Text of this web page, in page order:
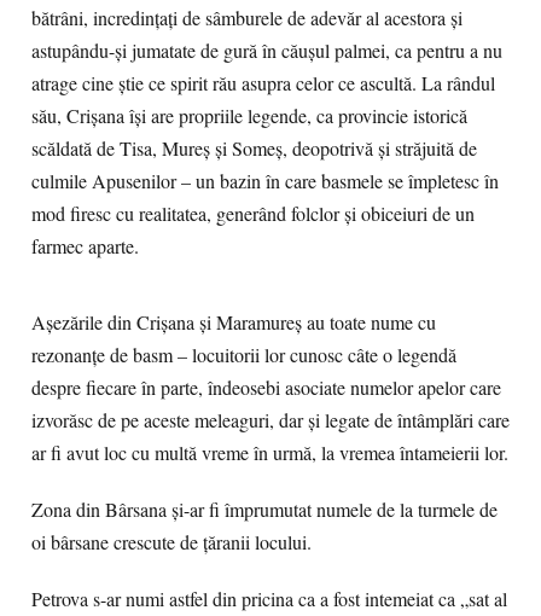
bătrâni, incredinţaţi de sâmburele de adevăr al acestora şi
astupându-şi jumatate de gură în căuşul palmei, ca pentru a nu
atrage cine ştie ce spirit rău asupra celor ce ascultă. La rândul
său, Crişana îşi are propriile legende, ca provincie istorică
scăldată de Tisa, Mureş şi Someş, deopotrivă şi străjuită de
culmile Apusenilor – un bazin în care basmele se împletesc în
mod firesc cu realitatea, generând folclor şi obiceiuri de un
farmec aparte.
Aşezările din Crişana şi Maramureş au toate nume cu
rezonanţe de basm – locuitorii lor cunosc câte o legendă
despre fiecare în parte, îndeosebi asociate numelor apelor care
izvorăsc de pe aceste meleaguri, dar şi legate de întâmplări care
ar fi avut loc cu multă vreme în urmă, la vremea întameierii lor.
Zona din Bârsana şi-ar fi împrumutat numele de la turmele de
oi bârsane crescute de ţăranii locului.
Petrova s-ar numi astfel din pricina ca a fost intemeiat ca „sat al